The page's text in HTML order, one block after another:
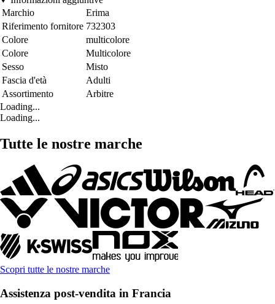
Marchio
Erima
Riferimento fornitore 732303
Colore
multicolore
Colore
Multicolore
Sesso
Misto
Fascia d'età
Adulti
Assortimento
Arbitre
Loading...
Loading...
Tutte le nostre marche
Scopri tutte le nostre marche
Assistenza post-vendita in Francia